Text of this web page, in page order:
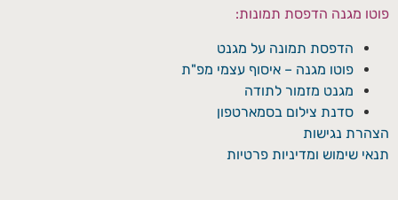
פוטו מגנה הדפסת תמונות:
הדפסת תמונה על מגנט
פוטו מגנה – איסוף עצמי מפ"ת
מגנט מזמור לתודה
סדנת צילום בסמארטפון
הצהרת נגישות
תנאי שימוש ומדיניות פרטיות